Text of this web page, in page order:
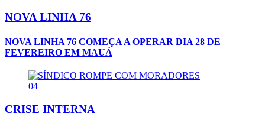
NOVA LINHA 76
NOVA LINHA 76 COMEÇA A OPERAR DIA 28 DE
FEVEREIRO EM MAUÁ
04
CRISE INTERNA